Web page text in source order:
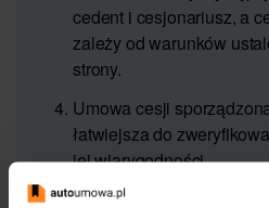
cedent i cesjonariusz, a
zależy od warunków
strony.
Umowa cesji
łatwiejsza do
jej wiarygodności.
Aby cesja była